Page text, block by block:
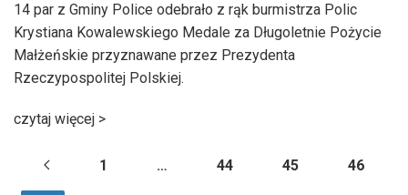
14 par z Gminy Police odebrało z rąk burmistrza Polic
Krystiana Kowalewskiego Medale za Długoletnie Pożycie
Małżeńskie przyznawane przez Prezydenta
Rzeczypospolitej Polskiej.
czytaj więcej >
1 … 44 45 46